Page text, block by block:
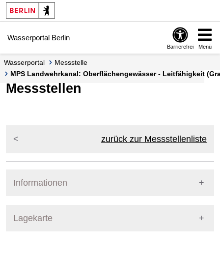
Springe zur Navigation
Springe zum Inhalt
Wasserportal Berlin
Barrierefrei Menü
Wasserportal
Messstelle
MPS Landwehrkanal: Oberflächengewässer - Leitfähigkeit
Messstellen
zurück zur Messstellenliste
Informationen
Messstellennummer
Lagekarte